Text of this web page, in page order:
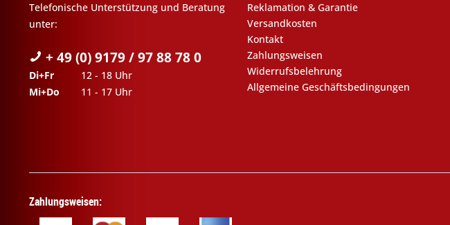
Telefonische Unterstützung und Beratung
unter:
+ 49 (0) 9179 / 97 88 78 0
Di+Fr
12 - 18 Uhr
Mi+Do
11 - 17 Uhr
Reklamation & Garantie
Versandkosten
Kontakt
Zahlungsweisen
Widerrufsbelehrung
Allgemeine Geschäftsbedingungen
Zahlungsweisen: